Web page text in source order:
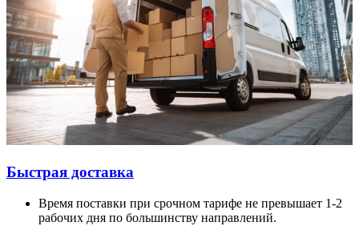
Быстрая доставка
Время поставки при срочном тарифе не превышает 1-2
рабочих дня по большинству направлений.